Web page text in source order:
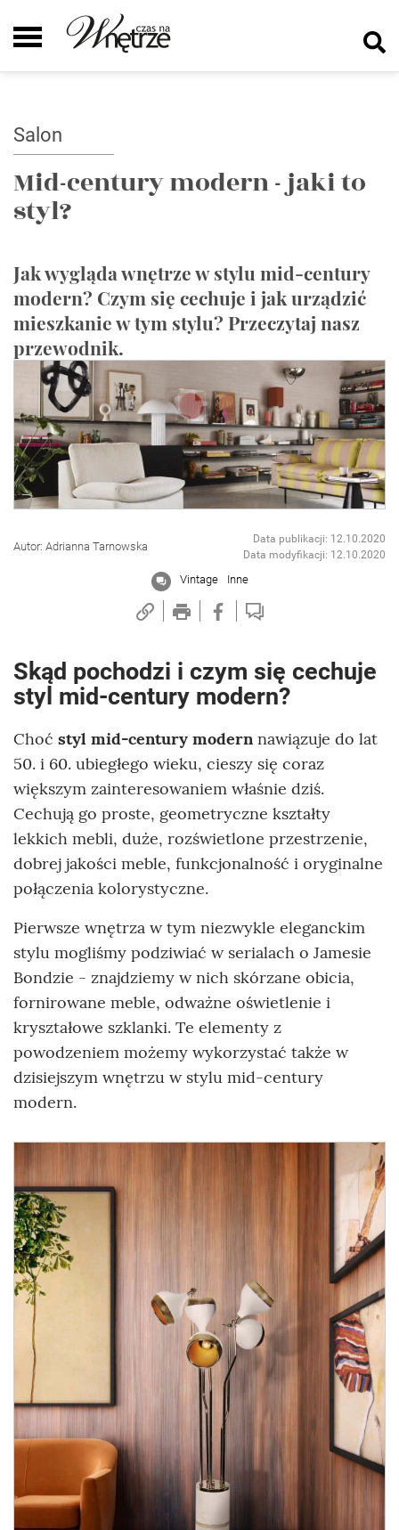
Salon
Mid-century modern - jaki to
styl?
Jak wygląda wnętrze w stylu mid-century
modern? Czym się cechuje i jak urządzić
mieszkanie w tym stylu? Przeczytaj nasz
przewodnik.
Autor: Adrianna Tarnowska
Data publikacji: 12.10.2020
Data modyfikacji: 12.10.2020
Vintage Inne
Skąd pochodzi i czym się cechuje
styl mid-century modern?
Choć styl mid-century modernnawiązuje do lat
50. i 60. ubiegłego wieku, cieszy się coraz
większym zainteresowaniem właśnie dziś.
Cechują go proste, geometryczne kształty
lekkich mebli, duże, rozświetlone przestrzenie,
dobrej jakości meble, funkcjonalność i oryginalne
połączenia kolorystyczne.
Pierwsze wnętrza w tym niezwykle eleganckim
stylu mogliśmy podziwiać w serialach o Jamesie
Bondzie - znajdziemy w nich skórzane obicia,
fornirowane meble, odważne oświetlenie i
kryształowe szklanki. Te elementy z
powodzeniem możemy wykorzystać także w
dzisiejszym wnętrzu w stylu mid-century
modern.